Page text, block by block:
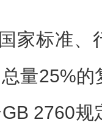
标准、
量25%
2760